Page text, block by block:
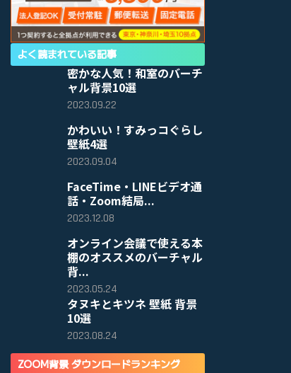
よく読まれている記事
密かな人気！和室のバーチ
ャル背景10選
2023.09.22
かわいい！すみっコぐらし
壁紙4選
2023.09.04
FaceTime・LINEビデオ通
話・Zoom結局...
2023.12.08
オンライン会議で使える本
棚のオススメのバーチャル
背...
2023.05.24
タヌキとキツネ 壁紙 背景
10選
2023.08.24
ZOOM背景 ダウンロードランキング